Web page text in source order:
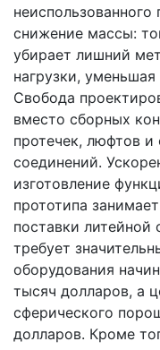
снижение массы:
убирает лишний
нагрузки,
Свобода
вместо сборных
протечек, люфтов и
соединений.
изготовление
прототипа
поставки литейной
требует
оборудования
тысяч долларов, а
сферического
долларов. Кроме